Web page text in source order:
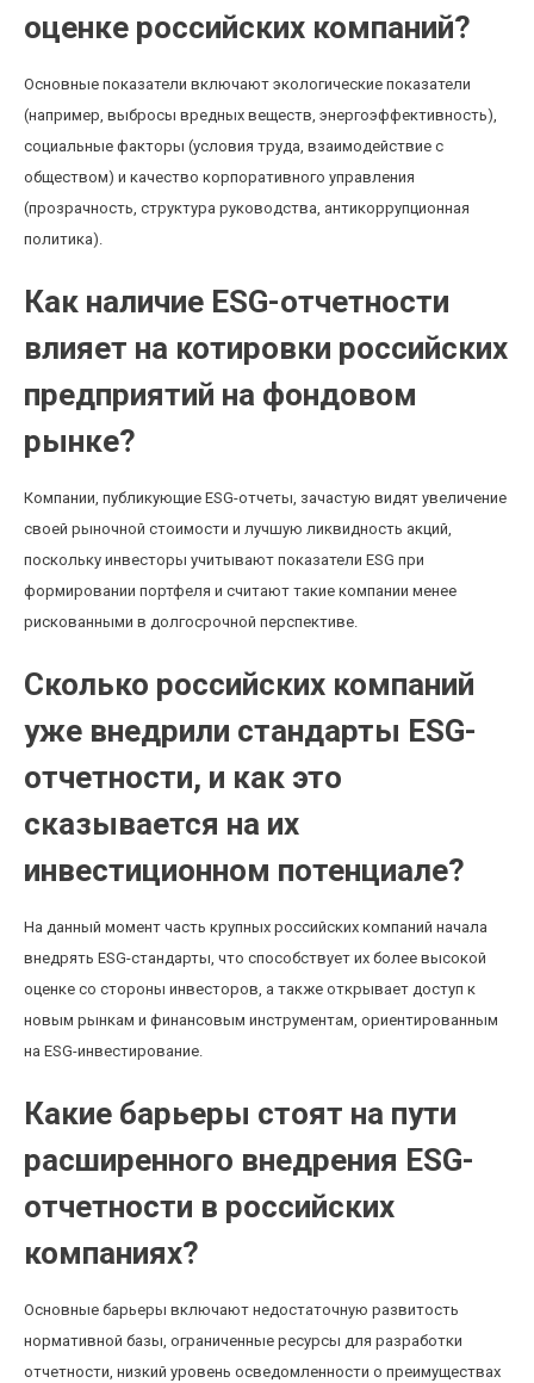
оценке российских компаний?
Основные показатели включают экологические показатели
(например, выбросы вредных веществ, энергоэффективность),
социальные факторы (условия труда, взаимодействие с
обществом) и качество корпоративного управления
(прозрачность, структура руководства, антикоррупционная
политика).
Как наличие ESG-отчетности
влияет на котировки российских
предприятий на фондовом
рынке?
Компании, публикующие ESG-отчеты, зачастую видят увеличение
своей рыночной стоимости и лучшую ликвидность акций,
поскольку инвесторы учитывают показатели ESG при
формировании портфеля и считают такие компании менее
рискованными в долгосрочной перспективе.
Сколько российских компаний
уже внедрили стандарты ESG-
отчетности, и как это
сказывается на их
инвестиционном потенциале?
На данный момент часть крупных российских компаний начала
внедрять ESG-стандарты, что способствует их более высокой
оценке со стороны инвесторов, а также открывает доступ к
новым рынкам и финансовым инструментам, ориентированным
на ESG-инвестирование.
Какие барьеры стоят на пути
расширенного внедрения ESG-
отчетности в российских
компаниях?
Основные барьеры включают недостаточную развитость
нормативной базы, ограниченные ресурсы для разработки
отчетности, низкий уровень осведомленности о преимуществах